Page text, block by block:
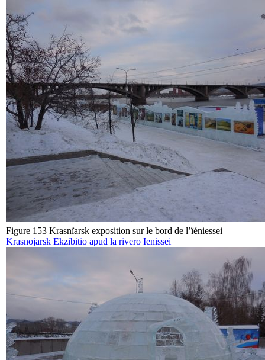
Figure 153 Krasnïarsk exposition sur le bord de l’ïéniessei
Krasnojarsk Ekzibitio apud la rivero Ienissei